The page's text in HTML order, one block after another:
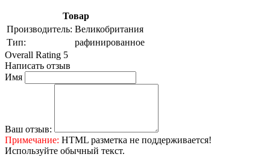
Товар
Производитель: Великобритания
Тип:
рафинированное
Overall Rating 5
Написать отзыв
Имя
Ваш отзыв:
Примечание: HTML разметка не поддерживается!
Используйте обычный текст.